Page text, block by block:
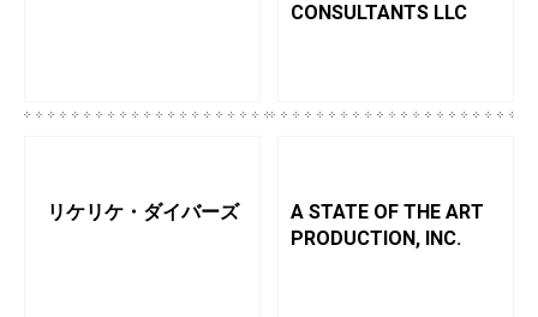
CONSULTANTS LLC
リケリケ・ダイバーズ
A STATE OF THE ART
PRODUCTION, INC.